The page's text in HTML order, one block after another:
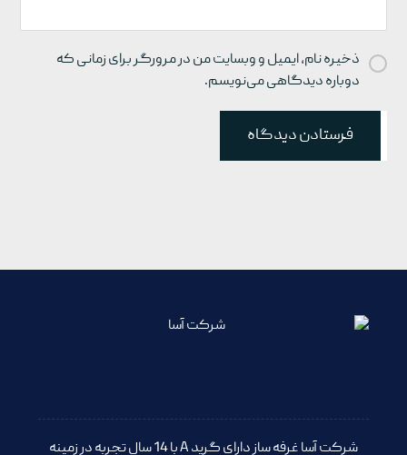
ذخیره نام، ایمیل و وبسایت من در مرورگر برای زمانی که
دوباره دیدگاهی می‌نویسم.
شرکت آسا غرفه ساز دارای گرید A با 14 سال تجربه در زمینه